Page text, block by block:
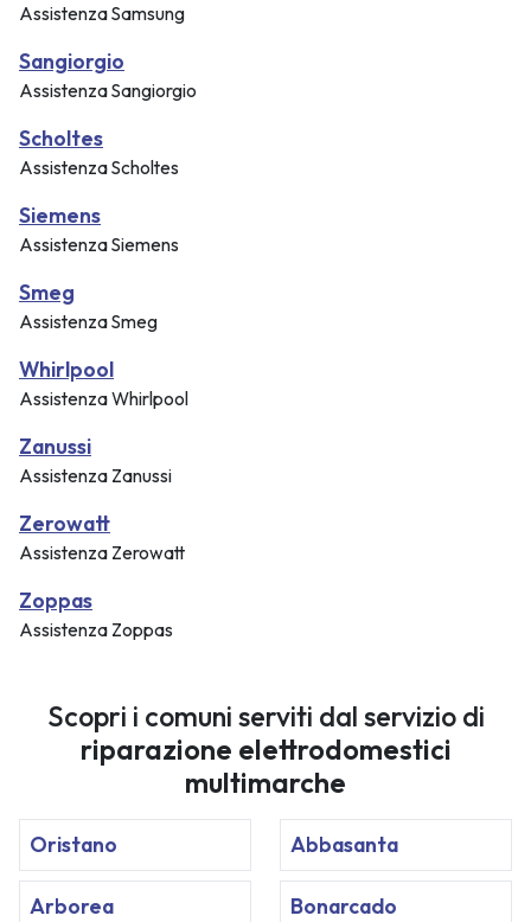
Assistenza Samsung
Sangiorgio
Assistenza Sangiorgio
Scholtes
Assistenza Scholtes
Siemens
Assistenza Siemens
Smeg
Assistenza Smeg
Whirlpool
Assistenza Whirlpool
Zanussi
Assistenza Zanussi
Zerowatt
Assistenza Zerowatt
Zoppas
Assistenza Zoppas
Scopri i comuni serviti dal servizio di
riparazione elettrodomestici
multimarche
Oristano Abbasanta
Arborea Bonarcado